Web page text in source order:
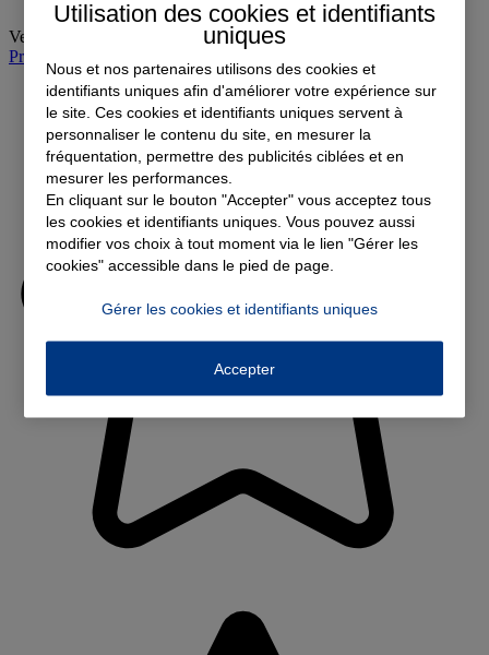
Vendredi
Prendre rendez-vous à l'agence
Utilisation des cookies et identifiants
uniques
Nous et nos partenaires utilisons des cookies et
identifiants uniques afin d'améliorer votre expérience sur
le site. Ces cookies et identifiants uniques servent à
personnaliser le contenu du site, en mesurer la
fréquentation, permettre des publicités ciblées et en
mesurer les performances.
En cliquant sur le bouton "Accepter" vous acceptez tous
les cookies et identifiants uniques. Vous pouvez aussi
modifier vos choix à tout moment via le lien "Gérer les
cookies" accessible dans le pied de page.
Gérer les cookies et identifiants uniques
Accepter